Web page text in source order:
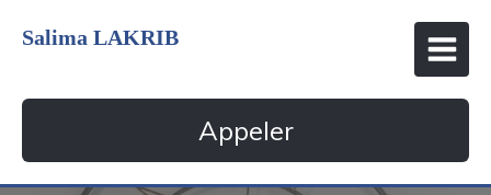
Salima LAKRIB
Appeler